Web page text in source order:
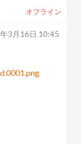
オフライン
3月16日 10:45